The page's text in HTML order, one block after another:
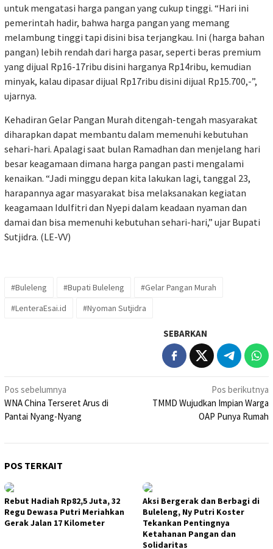
untuk mengatasi harga pangan yang cukup tinggi. “Hari ini
pemerintah hadir, bahwa harga pangan yang memang
melambung tinggi tapi disini bisa terjangkau. Ini (harga bahan
pangan) lebih rendah dari harga pasar, seperti beras premium
yang dijual Rp16-17ribu disini harganya Rp14ribu, kemudian
minyak, kalau dipasar dijual Rp17ribu disini dijual Rp15.700,-”,
ujarnya.
Kehadiran Gelar Pangan Murah ditengah-tengah masyarakat
diharapkan dapat membantu dalam memenuhi kebutuhan
sehari-hari. Apalagi saat bulan Ramadhan dan menjelang hari
besar keagamaan dimana harga pangan pasti mengalami
kenaikan. “Jadi minggu depan kita lakukan lagi, tanggal 23,
harapannya agar masyarakat bisa melaksanakan kegiatan
keagamaan Idulfitri dan Nyepi dalam keadaan nyaman dan
damai dan bisa memenuhi kebutuhan sehari-hari,” ujar Bupati
Sutjidra. (LE-VV)
#Buleleng #Bupati Buleleng
#Gelar Pangan Murah
#LenteraEsai.id
#Nyoman Sutjidra
SEBARKAN
Navigasi
pos
Pos sebelumnya
WNA China Terseret Arus di
Pantai Nyang-Nyang
Pos berikutnya
TMMD Wujudkan Impian Warga
OAP Punya Rumah
POS TERKAIT
Rebut Hadiah Rp82,5 Juta, 32
Regu Dewasa Putri Meriahkan
Gerak Jalan 17 Kilometer
Aksi Bergerak dan Berbagi di
Buleleng, Ny Putri Koster
Tekankan Pentingnya
Ketahanan Pangan dan
Solidaritas